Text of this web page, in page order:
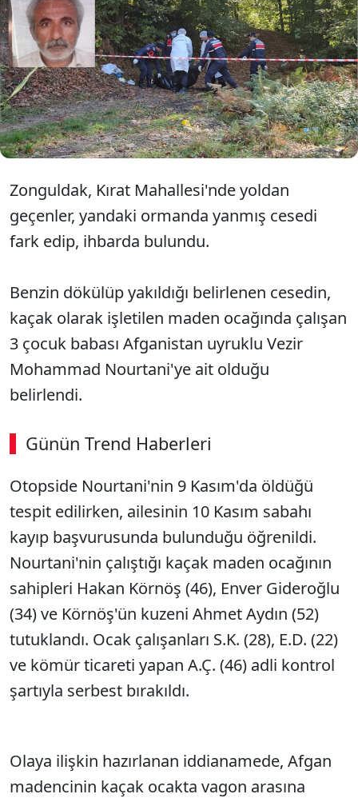
Zonguldak'ta yanmış cesedi bulunan, kaçak
ocakta çalışan Afganistan uyruklu Vezir
Mohammad Nourtani'nin (50) ölümüne ilişkin
davada, yeniden istenen Adli Tıp raporu
mahkemeye ulaştı. Nourtani'nin öldükten
sonra yakıldığı ortaya çıktı.
Zonguldak, Kırat Mahallesi'nde yoldan
geçenler, yandaki ormanda yanmış cesedi
fark edip, ihbarda bulundu.
Benzin dökülüp yakıldığı belirlenen cesedin,
kaçak olarak işletilen maden ocağında çalışan
3 çocuk babası Afganistan uyruklu Vezir
Mohammad Nourtani'ye ait olduğu
belirlendi.
Günün Trend Haberleri
00:02 / 09:08
Sesi Aç
Otopside Nourtani'nin 9 Kasım'da öldüğü
tespit edilirken, ailesinin 10 Kasım sabahı
kayıp başvurusunda bulunduğu öğrenildi.
Nourtani'nin çalıştığı kaçak maden ocağının
sahipleri Hakan Körnöş (46), Enver Gideroğlu
(34) ve Körnöş'ün kuzeni Ahmet Aydın (52)
tutuklandı. Ocak çalışanları S.K. (28), E.D. (22)
ve kömür ticareti yapan A.Ç. (46) adli kontrol
şartıyla serbest bırakıldı.
Olaya ilişkin hazırlanan iddianamede, Afgan
madencinin kaçak ocakta vagon arasına